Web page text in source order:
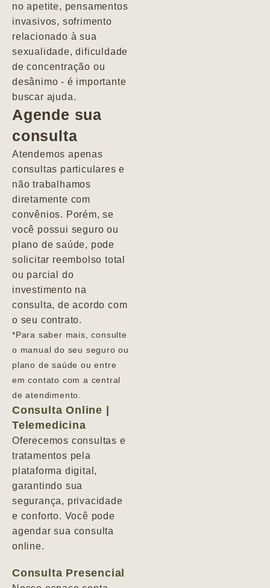
no apetite, pensamentos
invasivos, sofrimento
relacionado à sua
sexualidade, dificuldade
de concentração ou
desânimo - é importante
buscar ajuda.
Agende sua
consulta
Atendemos apenas
consultas particulares e
não trabalhamos
diretamente com
convênios. Porém, se
você possui seguro ou
plano de saúde, pode
solicitar reembolso total
ou parcial do
investimento na
consulta, de acordo com
o seu contrato.
*Para saber mais, consulte
o manual do seu seguro ou
plano de saúde ou entre
em contato com a central
de atendimento.
Consulta Online |
Telemedicina
Oferecemos consultas e
tratamentos pela
plataforma digital,
garantindo sua
segurança, privacidade
e conforto. Você pode
agendar sua consulta
online.
Consulta Presencial